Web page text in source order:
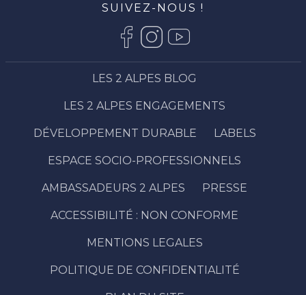
SUIVEZ-NOUS !
LES 2 ALPES BLOG
LES 2 ALPES ENGAGEMENTS
DÉVELOPPEMENT DURABLE LABELS
ESPACE SOCIO-PROFESSIONNELS
AMBASSADEURS 2 ALPES PRESSE
ACCESSIBILITÉ : NON CONFORME
MENTIONS LEGALES
POLITIQUE DE CONFIDENTIALITÉ